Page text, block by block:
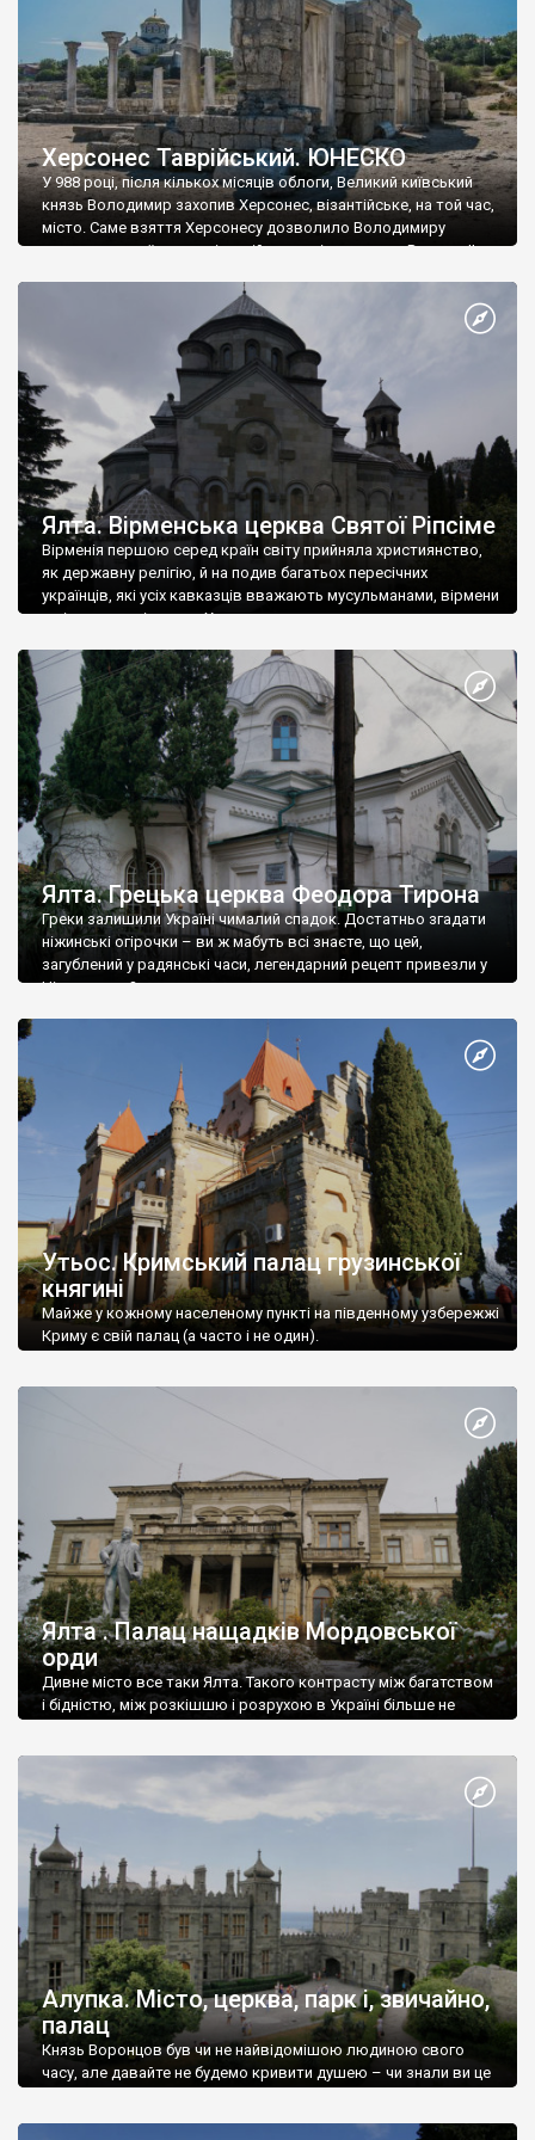
Херсонес Таврійський. ЮНЕСКО
У 988 році, після кількох місяців облоги, Великий київський
князь Володимир захопив Херсонес, візантійське, на той час,
місто. Саме взяття Херсонесу дозволило Володимиру
диктувати свої умови візантійському імператору Василю ІІ, та
Херсонесі Володимир-язичник, став Василем-християнином.
А потім було Хрещення Русі. На честь Херсонесу Таврійського
Ялта. Вірменська церква Святої Ріпсіме
Вірменія першою серед країн світу прийняла християнство,
як державну релігію, й на подив багатьох пересічних
українців, які усіх кавказців вважають мусульманами, вірмени
є відданими вірянами Христа
Ялта. Грецька церква Феодора Тирона
Греки залишили Україні чималий спадок. Достатньо згадати
ніжинські огірочки – ви ж мабуть всі знаєте, що цей,
загублений у радянські часи, легендарний рецепт привезли у
Ніжин греки?
Утьос. Кримський палац грузинської
княгині
Майже у кожному населеному пункті на південному узбережжі
Криму є свій палац (а часто і не один).
Ялта . Палац нащадків Мордовської
орди
Дивне місто все таки Ялта. Такого контрасту між багатством
і бідністю, між розкішшю і розрухою в Україні більше не
Алупка. Місто, церква, парк і, звичайно,
палац
Князь Воронцов був чи не найвідомішою людиною свого
часу, але давайте не будемо кривити душею – чи знали ви це